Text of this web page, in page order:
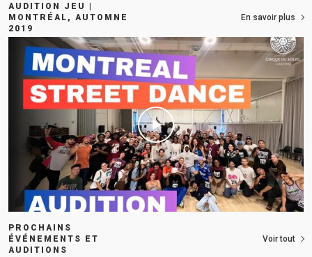
AUDITION JEU |
MONTRÉAL, AUTOMNE
2019
En savoir plus
PROCHAINS
ÉVÉNEMENTS ET
AUDITIONS
Voir tout